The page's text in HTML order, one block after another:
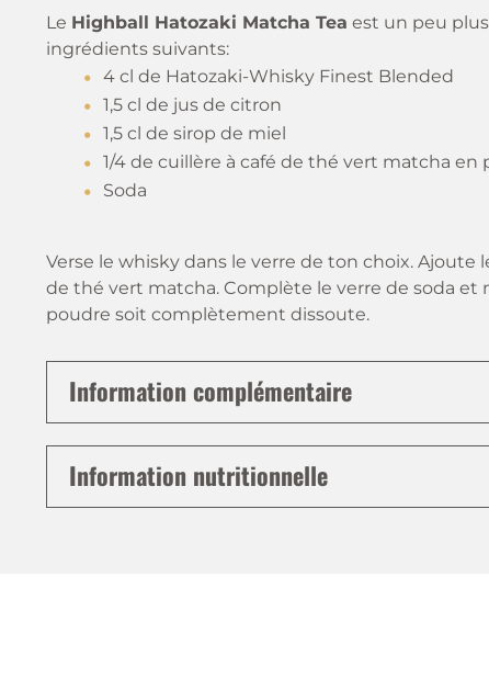
Le Highball Hatozaki Matcha Tea est un peu
ingrédients suivants:
4 cl de Hatozaki-Whisky Finest Blended
1,5 cl de jus de citron
1,5 cl de sirop de miel
1/4 de cuillère à café de thé vert matcha en
Soda
Verse le whisky dans le verre de ton choix.
de thé vert matcha. Complète le verre de soda et
poudre soit complètement dissoute.
Information complémentaire
Information nutritionnelle